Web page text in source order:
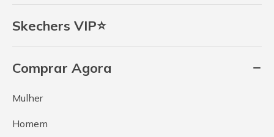
Skechers VIP⭐
Comprar Agora
Mulher
Homem